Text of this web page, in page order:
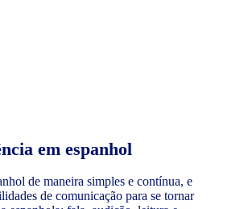
em espanhol
de maneira simples e contínua, e
de comunicação para se tornar